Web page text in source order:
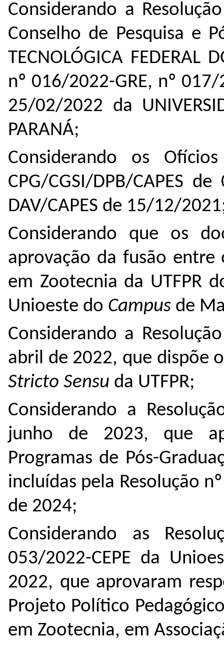
Considerando a
Conselho de Pesquisa e
TECNOLÓGICA FEDERAL
nº 016/2022-GRE, nº
25/02/2022 da
PARANÁ;
Considerando os
CPG/CGSI/DPB/CAPES
DAV/CAPES de 15/12/
Considerando que os
aprovação da fusão entre
em Zootecnia da UTFPR
Unioeste do Campus de
Considerando a
abril de 2022, que dispõe
Stricto Sensu da UTFPR;
Considerando a
junho de 2023, que
Programas de Pós-
incluídas pela Resolução
de 2024;
Considerando as
053/2022-CEPE da
2022, que aprovaram
Projeto Político
em Zootecnia, em